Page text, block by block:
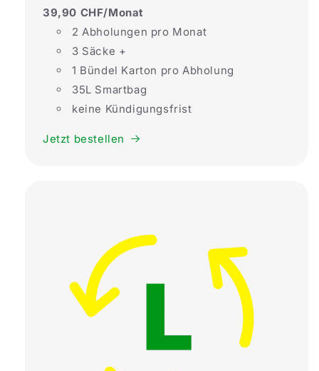
39,90 CHF/Monat
2 Abholungen pro Monat
3 Säcke +
1 Bündel Karton pro Abholung
35L Smartbag
keine Kündigungsfrist
Jetzt bestellen